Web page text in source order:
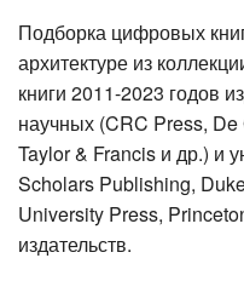
Подборка цифровых
архитектуре из
книги 2011-2023 годов
научных (CRC Press,
Taylor & Francis и др.) и
Scholars Publishing,
University Press,
издательств.